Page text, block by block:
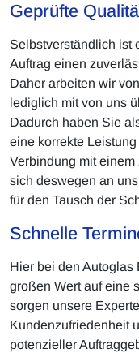
Geprüfte
Selbstverständlich ist
Auftrag einen
Daher arbeiten wir
lediglich mit von uns
Dadurch haben Sie
eine korrekte
Verbindung mit
sich deswegen an
für den Tausch der
Schnelle
Hier bei den Autoglas
großen Wert auf eine
sorgen unsere
Kundenzufriedenheit
potenzieller